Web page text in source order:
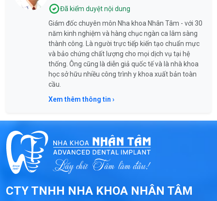
Đã kiểm duyệt nội dung
Giám đốc chuyên môn Nha khoa Nhân Tâm - với 30
năm kinh nghiệm và hàng chục ngàn ca lâm sàng
thành công. Là người trực tiếp kiến tạo chuẩn mực
và bảo chứng chất lượng cho mọi dịch vụ tại hệ
thống. Ông cũng là diễn giả quốc tế và là nhà khoa
học sở hữu nhiều công trình y khoa xuất bản toàn
cầu.
Xem thêm thông tin ›
CTY TNHH NHA KHOA NHÂN TÂM